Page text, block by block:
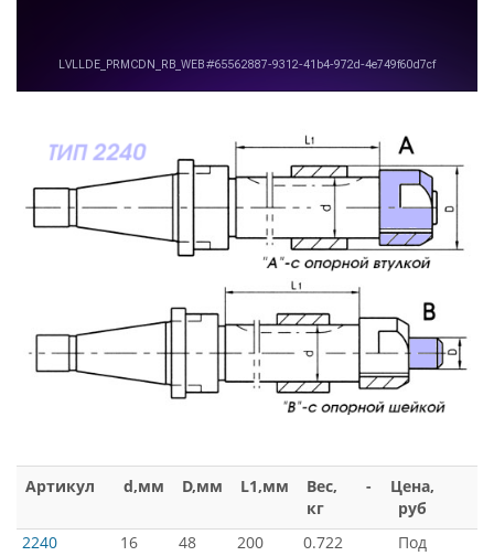
Артикул d,мм D,мм L1,мм
Вес,
кг
-
Цена,
руб
2240
16 48 200 0.722
Под